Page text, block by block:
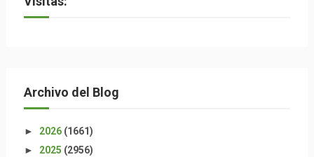
Archivo del Blog
► 2026 (1661)
► 2025 (2956)